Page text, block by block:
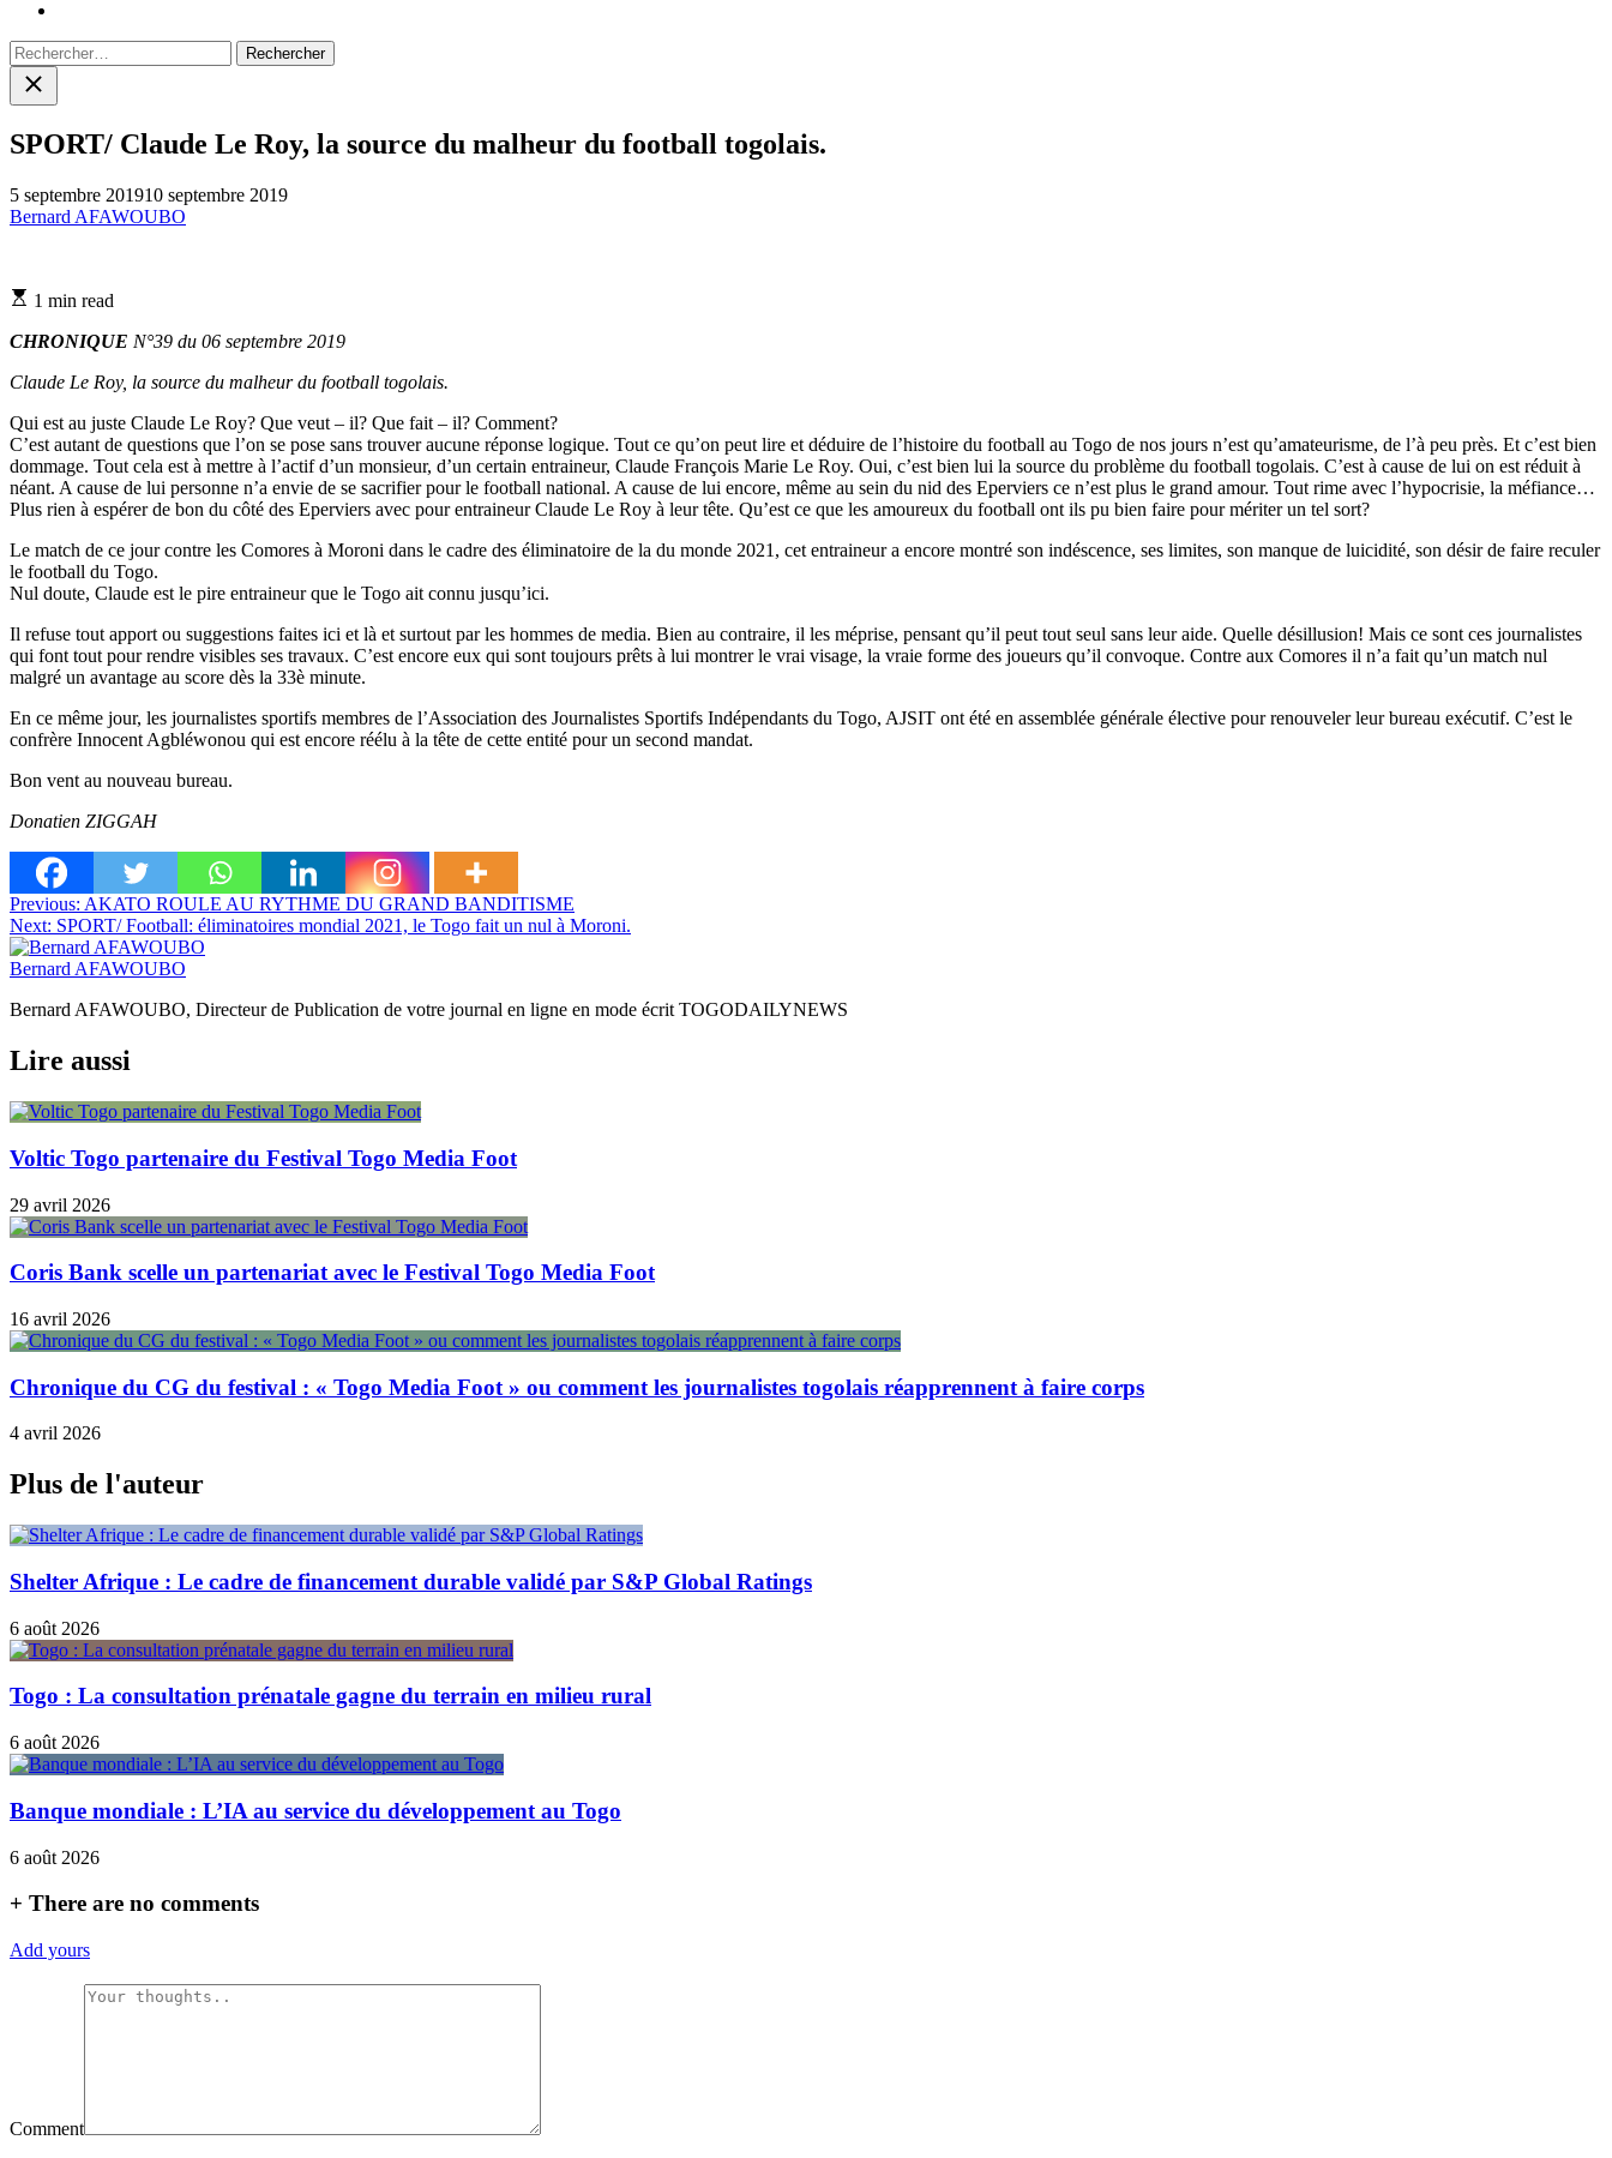
Rechercher :
Close
search
SPORT/ Claude Le Roy, la source du malheur du football togolais.
5 septembre 201910 septembre 2019
Bernard AFAWOUBO
Estimated
time
1 min read
CHRONIQUE N°39 du 06 septembre 2019
Claude Le Roy, la source du malheur du football togolais.
Qui est au juste Claude Le Roy? Que veut – il? Que fait – il? Comment?
C’est autant de questions que l’on se pose sans trouver aucune réponse logique. Tout ce qu’on peut lire et déduire de l’histoire du football au Togo de nos jours n’est qu’amateurisme, de l’à peu près. Et c’est bien
dommage. Tout cela est à mettre à l’actif d’un monsieur, d’un certain entraineur, Claude François Marie Le Roy. Oui, c’est bien lui la source du problème du football togolais. C’est à cause de lui on est réduit à
néant. A cause de lui personne n’a envie de se sacrifier pour le football national. A cause de lui encore, même au sein du nid des Eperviers ce n’est plus le grand amour. Tout rime avec l’hypocrisie, la méfiance…
Plus rien à espérer de bon du côté des Eperviers avec pour entraineur Claude Le Roy à leur tête. Qu’est ce que les amoureux du football ont ils pu bien faire pour mériter un tel sort?
Le match de ce jour contre les Comores à Moroni dans le cadre des éliminatoire de la du monde 2021, cet entraineur a encore montré son indéscence, ses limites, son manque de luicidité, son désir de faire reculer
le football du Togo.
Nul doute, Claude est le pire entraineur que le Togo ait connu jusqu’ici.
Il refuse tout apport ou suggestions faites ici et là et surtout par les hommes de media. Bien au contraire, il les méprise, pensant qu’il peut tout seul sans leur aide. Quelle désillusion! Mais ce sont ces journalistes
qui font tout pour rendre visibles ses travaux. C’est encore eux qui sont toujours prêts à lui montrer le vrai visage, la vraie forme des joueurs qu’il convoque. Contre aux Comores il n’a fait qu’un match nul
malgré un avantage au score dès la 33è minute.
En ce même jour, les journalistes sportifs membres de l’Association des Journalistes Sportifs Indépendants du Togo, AJSIT ont été en assemblée générale élective pour renouveler leur bureau exécutif. C’est le
confrère Innocent Agbléwonou qui est encore réélu à la tête de cette entité pour un second mandat.
Bon vent au nouveau bureau.
Donatien ZIGGAH
Navigation
de
l’article
Previous: AKATO ROULE AU RYTHME DU GRAND BANDITISME
Next: SPORT/ Football: éliminatoires mondial 2021, le Togo fait un nul à Moroni.
Bernard AFAWOUBO
Bernard AFAWOUBO, Directeur de Publication de votre journal en ligne en mode écrit TOGODAILYNEWS
Lire aussi
Voltic Togo partenaire du Festival Togo Media Foot
29 avril 2026
Coris Bank scelle un partenariat avec le Festival Togo Media Foot
16 avril 2026
Chronique du CG du festival : « Togo Media Foot » ou comment les journalistes togolais réapprennent à faire corps
4 avril 2026
Plus de l'auteur
Shelter Afrique : Le cadre de financement durable validé par S&P Global Ratings
6 août 2026
Togo : La consultation prénatale gagne du terrain en milieu rural
6 août 2026
Banque mondiale : L’IA au service du développement au Togo
6 août 2026
+ There are no comments
Add yours
Comment